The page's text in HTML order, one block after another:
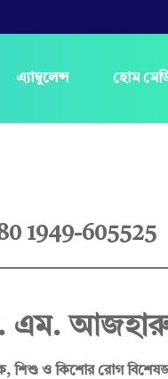
এ্যাম্বুলেন্স হোম
1949-605525
এম.
শিশু ও কিশোর রোগ